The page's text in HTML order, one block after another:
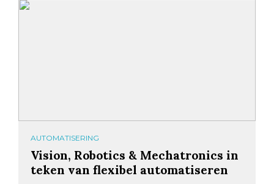
AUTOMATISERING
Vision, Robotics & Mechatronics in
teken van flexibel automatiseren